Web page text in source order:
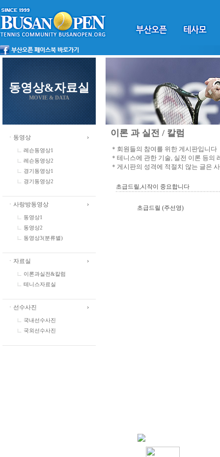
동영상&자료실
MOVIE & DATA
ㆍ동영상
레슨동영상1
레슨동영상2
경기동영상1
경기동영상2
ㆍ사랑방동영상
동영상1
동영상2
동영상3(분류별)
ㆍ자료실
이론과실전&칼럼
테니스자료실
ㆍ선수사진
국내선수사진
국외선수사진
이론 과 실전 / 칼럼
＊회원들의 참여를 위한 게시판입니다
＊테니스에 관한 기술, 실전 이론 등의
＊게시판의 성격에 적절치 않는 글은
초급드릴,시작이 중요합니다
초급드릴 (주선영)